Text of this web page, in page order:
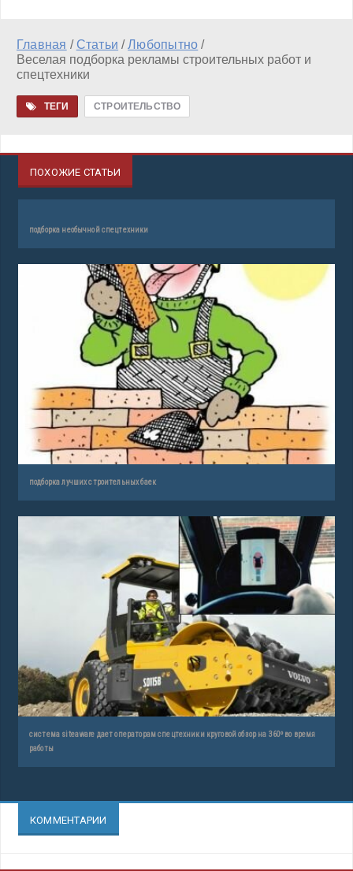
Главная / Статьи / Любопытно /
Веселая подборка рекламы строительных работ и
спецтехники
ТЕГИ СТРОИТЕЛЬСТВО
ПОХОЖИЕ СТАТЬИ
подборка необычной спецтехники
подборка лучших строительных баек
система siteaware дает операторам спецтехники круговой обзор на 360º во время
работы
КОММЕНТАРИИ